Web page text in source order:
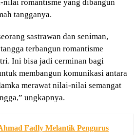
romantisme yang dibangun
tangganya.
sastrawan dan seniman,
terbangun romantisme
Ini bisa jadi cerminan bagi
membangun komunikasi antara
merawat nilai-nilai semangat
ungkapnya.
Fadly Melantik Pengurus